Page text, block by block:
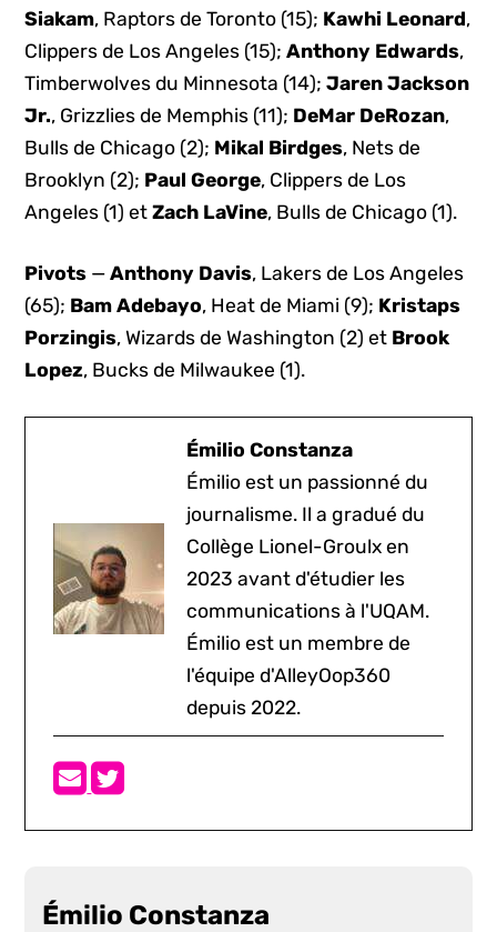
Siakam, Raptors de Toronto (15); Kawhi Leonard,
Clippers de Los Angeles (15);Anthony Edwards,
Timberwolves du Minnesota (14);Jaren Jackson
Jr., Grizzlies de Memphis (11); DeMar DeRozan,
Bulls de Chicago (2); Mikal Birdges, Nets de
Brooklyn (2); Paul George, Clippers de Los
Angeles (1) etZach LaVine, Bulls de Chicago (1).
Pivots —Anthony Davis, Lakers de Los Angeles
(65); Bam Adebayo, Heat de Miami (9); Kristaps
Porzingis, Wizards de Washington (2) et Brook
Lopez, Bucks de Milwaukee (1).
Émilio Constanza
Émilio est un passionné du
journalisme. Il a gradué du
Collège Lionel-Groulx en
2023 avant d'étudier les
communications à l'UQAM.
Émilio est un membre de
l'équipe d'AlleyOop360
depuis 2022.
Émilio Constanza